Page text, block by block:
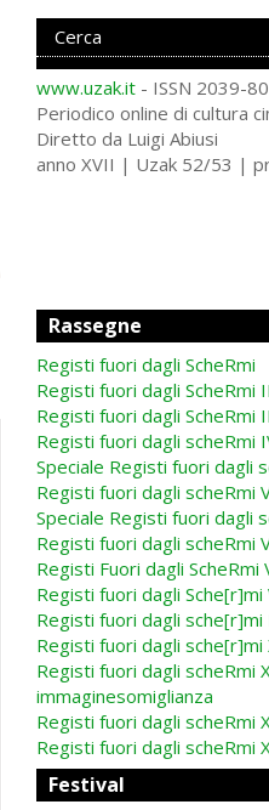
www.uzak.it - ISSN 2039-
Periodico online di cultura
Diretto da Luigi Abiusi
anno XVII | Uzak 52/53 |
Rassegne
Registi fuori dagli ScheRmi
Registi fuori dagli ScheRmi II
Registi fuori dagli ScheRmi
Registi fuori dagli scheRmi
Speciale Registi fuori dagli
Registi fuori dagli scheRmi
Speciale Registi fuori dagli
Registi fuori dagli scheRmi
Registi Fuori dagli ScheRmi
Registi fuori dagli Sche[r]mi
Registi fuori dagli sche[r]mi
Registi fuori dagli sche[r]mi
Registi fuori dagli scheRmi
immaginesomiglianza
Registi fuori dagli scheRmi
Registi fuori dagli scheRmi
Festival